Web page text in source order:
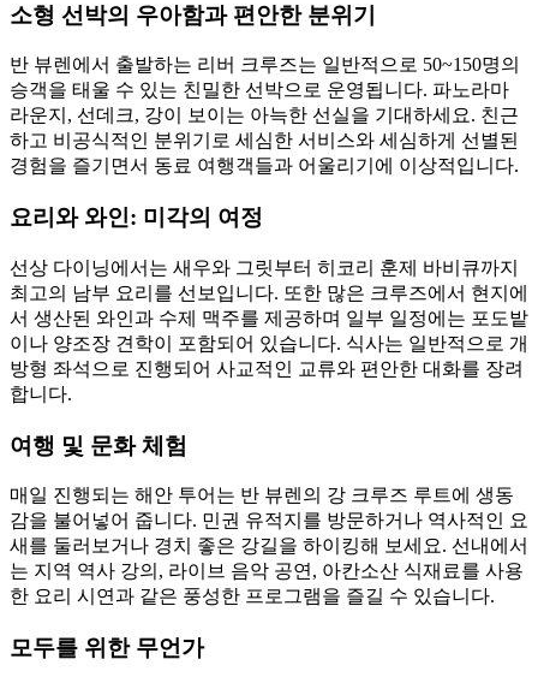
소형 선박의 우아함과 편안한 분위기
반 뷰렌에서 출발하는 리버 크루즈는 일반적으로 50~150명의
승객을 태울 수 있는 친밀한 선박으로 운영됩니다. 파노라마
라운지, 선데크, 강이 보이는 아늑한 선실을 기대하세요. 친근
하고 비공식적인 분위기로 세심한 서비스와 세심하게 선별된
경험을 즐기면서 동료 여행객들과 어울리기에 이상적입니다.
요리와 와인: 미각의 여정
선상 다이닝에서는 새우와 그릿부터 히코리 훈제 바비큐까지
최고의 남부 요리를 선보입니다. 또한 많은 크루즈에서 현지에
서 생산된 와인과 수제 맥주를 제공하며 일부 일정에는 포도밭
이나 양조장 견학이 포함되어 있습니다. 식사는 일반적으로 개
방형 좌석으로 진행되어 사교적인 교류와 편안한 대화를 장려
합니다.
여행 및 문화 체험
매일 진행되는 해안 투어는 반 뷰렌의 강 크루즈 루트에 생동
감을 불어넣어 줍니다. 민권 유적지를 방문하거나 역사적인 요
새를 둘러보거나 경치 좋은 강길을 하이킹해 보세요. 선내에서
는 지역 역사 강의, 라이브 음악 공연, 아칸소산 식재료를 사용
한 요리 시연과 같은 풍성한 프로그램을 즐길 수 있습니다.
모두를 위한 무언가